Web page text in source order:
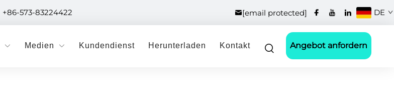
+86-573-83224422 [email protected] DE
Medien Kundendienst Herunterladen Kontakt Angebot anfordern